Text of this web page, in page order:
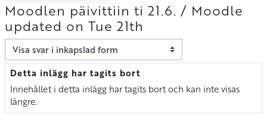
Moodlen päivittiin ti 21.6. / Moodle
updated on Tue 21th
Visningsläge
Detta inlägg har tagits bort
Antal svar: 0
Innehållet i detta inlägg har tagits bort och kan inte visas
längre.